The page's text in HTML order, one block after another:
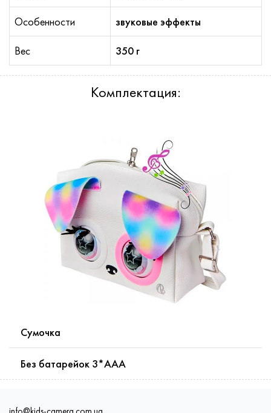
Особенности звуковые эффекты
Вес 350 г
Комплектация:
Сумочка
Без батарейок 3*AAA